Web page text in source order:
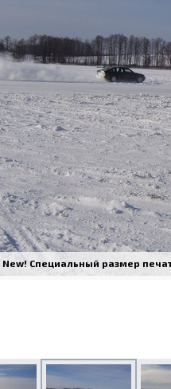
Печать в
Различные
New! Специальный размер